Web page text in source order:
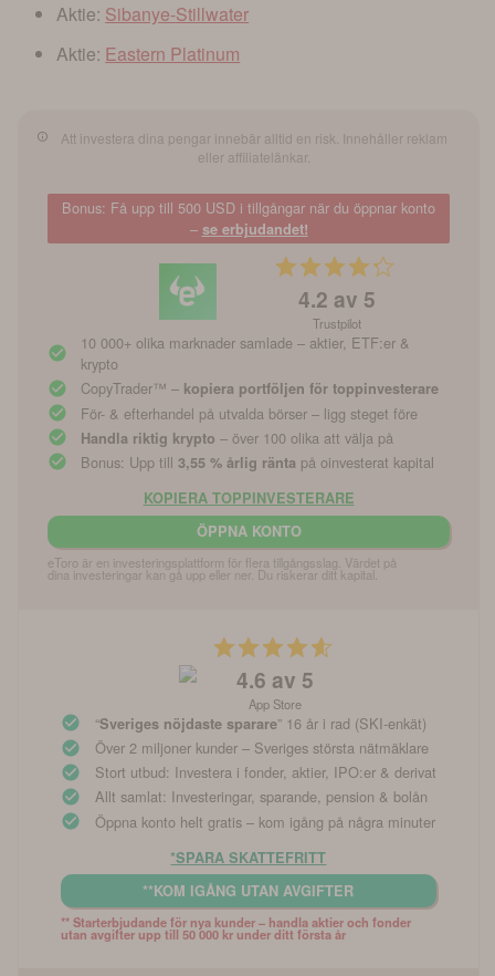
Aktie: Sibanye-Stillwater
Aktie: Eastern Platinum
Att investera dina pengar innebär alltid en risk. Innehåller reklam
eller affiliatelänkar.
Bonus: Få upp till 500 USD i tillgångar när du öppnar konto
– se erbjudandet!
4.2 av 5
Trustpilot
10 000+ olika marknader samlade – aktier, ETF:er &
krypto
CopyTrader™ – kopiera portföljen för toppinvesterare
För- & efterhandel på utvalda börser – ligg steget före
Handla riktig krypto – över 100 olika att välja på
Bonus: Upp till3,55 % årlig ränta på oinvesterat kapital
KOPIERA TOPPINVESTERARE
ÖPPNA KONTO
eToro är en investeringsplattform för flera tillgångsslag. Värdet på
dina investeringar kan gå upp eller ner. Du riskerar ditt kapital.
4.6 av 5
App Store
“Sveriges nöjdaste sparare” 16 år i rad (SKI-enkät)
Över 2 miljoner kunder – Sveriges största nätmäklare
Stort utbud: Investera i fonder, aktier, IPO:er & derivat
Allt samlat: Investeringar, sparande, pension & bolån
Öppna konto helt gratis – kom igång på några minuter
*SPARA SKATTEFRITT
**KOM IGÅNG UTAN AVGIFTER
** Starterbjudande för nya kunder – handla aktier och fonder
utan avgifter upp till 50 000 kr under ditt första år